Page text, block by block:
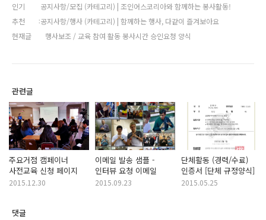
인기
공지사항/모집 (카테고리) | 조인어스코리아와 함께하는 봉사활동!
추천
공지사항/행사 (카테고리) | 함께하는 행사, 다같이 즐겨보아요
현재글
행사보조 / 교육 참여 활동 봉사시간 승인요청 양식
관련글
주요거점 캠페이너
사전교육 신청 페이지
2015.12.30
이메일 발송 샘플 -
인터뷰 요청 이메일
2015.09.23
단체활동 (경력/수료)
인증서 [단체 규정양식]
2015.05.25
댓글